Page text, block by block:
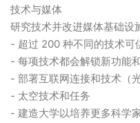
技术与媒体
研究技术并改进媒体基础设
- 超过 200 种不同的技术可
- 每项技术都会解锁新功能
- 部署互联网连接和技术（
- 太空技术和任务
- 建造大学以培养更多科学